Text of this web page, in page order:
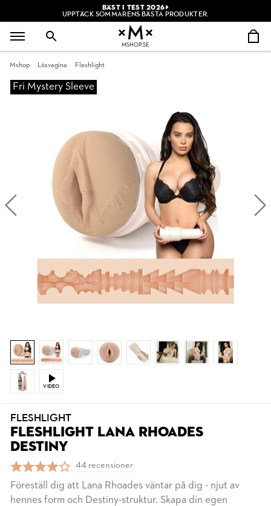
BÄST I TEST 2026
UPPTÄCK SOMMARENS BÄSTA PRODUKTER.
MSHOP.SE
Mshop Lösvagina Fleshlight
Fri Mystery Sleeve
VIDEO
FLESHLIGHT
FLESHLIGHT LANA RHOADES
DESTINY
44 recensioner
Föreställ dig att Lana Rhoades väntar på dig - njut av
hennes form och Destiny-struktur. Skapa din egen